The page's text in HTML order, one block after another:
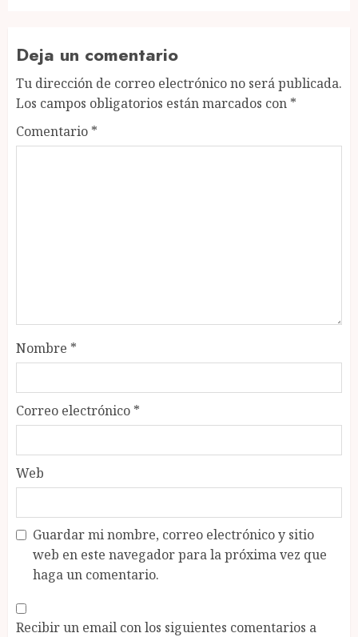
Deja un comentario
Tu dirección de correo electrónico no será publicada.
Los campos obligatorios están marcados con *
Comentario *
Nombre *
Correo electrónico *
Web
Guardar mi nombre, correo electrónico y sitio
web en este navegador para la próxima vez que
haga un comentario.
Recibir un email con los siguientes comentarios a